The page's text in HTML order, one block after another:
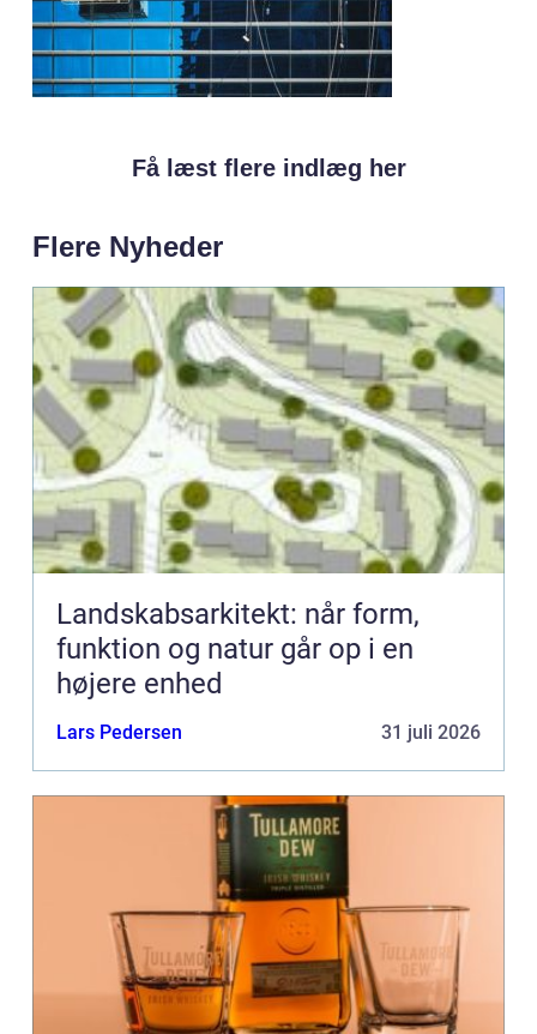
Få læst flere indlæg her
Flere Nyheder
Landskabsarkitekt: når form,
funktion og natur går op i en
højere enhed
Lars Pedersen 31 juli 2026